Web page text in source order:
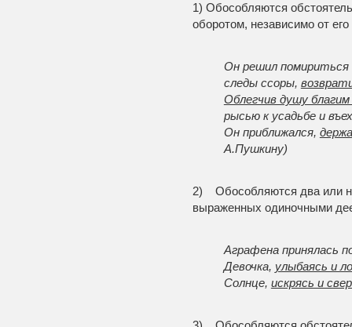
1) Обособляются
оборотом, независимо от
Он решил
следы ссоры,
Облегчив душу
рысью к усадьбе и
Он приближался,
А.Пушкину)
2) Обособляются два или
выраженных одиночными
Аграфена принялась
Девочка, улыбаясь и
Солнце, искрясь и